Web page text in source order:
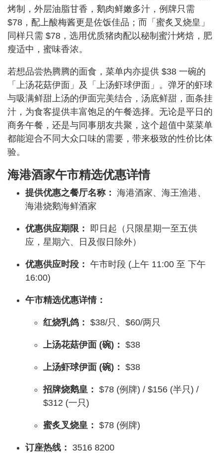
烤制，外层油脂甘香，鹅肉鲜嫩多汁，例牌只需
$78，配上酸梅酱更是佐饭佳品；而「蜜炙叉烧皇」
同样只需 $78，选用优质猪肉配以秘制蜜汁烤焙，肥
瘦适中，蜜味香浓。
若想品尝热腾腾的面食，菜单内亦提供 $38 一碗的
「上汤花菇伊面」及「上汤虾球伊面」。弹牙的虾球
与吸满鲜甜上汤的伊面完美结合，汤底鲜甜，面条挂
汁，为食客提供丰富饱足的午餐选择。无论是平日的
商务午餐，还是与同事朋友共聚，这个超值中菜菜单
都能迎合不同大众口味的需要，带来极致的性价比体
验。
海港酒家午市精选优惠详情
提供优惠之餐厅名称： 海港酒家、海王渔港、
海港烧鹅海鲜酒家
优惠供应期限：
即日起（只限星期一至五供
应，星期六、日及假日除外）
优惠供应时段： 午市时段 (上午 11:00 至 下午
16:00)
午市精选优惠详情：
红烧乳鸽： $38/只、$60/两只
上汤花菇伊面 (碗)： $38
上汤虾球伊面 (碗)： $38
招牌烧鹅皇： $78 (例牌) / $156 (半只) /
$312 (一只)
蜜炙叉烧皇： $78 (例牌)
订座热线： 3516 8200